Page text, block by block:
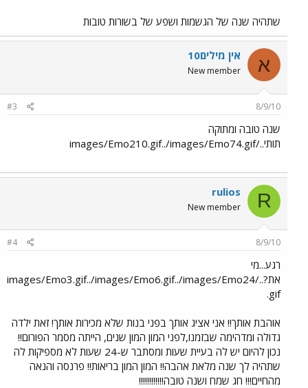
שתהיה שנה של הגשמות ושפע של בשורות טובות
א אין מילים10
New member
8/9/10
#3
שנה טובה ומתוקה
תותי../images/Emo210.gif../images/Emo74.gif
R
rulios
New member
8/9/10
#4
רגע...מי
את?../images/Emo3.gif../images/Emo6.gif../images/Emo24
.gif
אוהבת אותך!! אני אציג אותך בפני בנות שלא מכירות אותך! זאת ילדה
גדולה ומדהימה שבזמנו,לפני המון המון שנים, הייתה מסמר הפורום!!
נכון להיום יש לה בעיית שעות ומסתבר ש-24 שעות לא מספיקות לה
שתהיה לך שנה מלאת אהבה!! המון המון בריאות!! פרנסה והנאה
מהחיים!!! חג שמח ושנה טובה!!!!!!!!!!!!